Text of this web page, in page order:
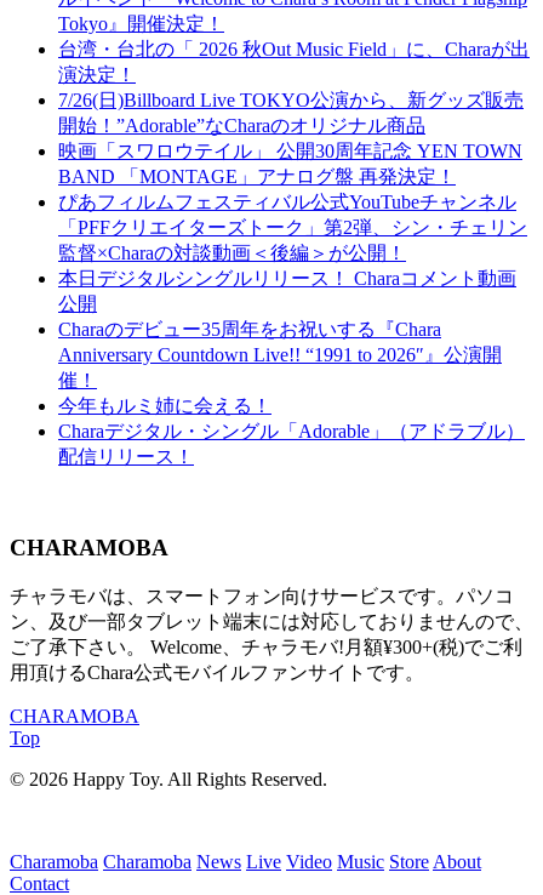
Tokyo』開催決定！
台湾・台北の「 2026 秋Out Music Field」に、Charaが出
演決定！
7/26(日)Billboard Live TOKYO公演から、新グッズ販売
開始！”Adorable”なCharaのオリジナル商品
映画「スワロウテイル」 公開30周年記念 YEN TOWN
BAND 「MONTAGE」アナログ盤 再発決定！
ぴあフィルムフェスティバル公式YouTubeチャンネル
「PFFクリエイターズトーク」第2弾、シン・チェリン
監督×Charaの対談動画＜後編＞が公開！
本日デジタルシングルリリース！ Charaコメント動画
公開
Charaのデビュー35周年をお祝いする『Chara
Anniversary Countdown Live!! “1991 to 2026″』公演開
催！
今年もルミ姉に会える！
Charaデジタル・シングル「Adorable」（アドラブル）
配信リリース！
CHARAMOBA
チャラモバは、スマートフォン向けサービスです。パソコ
ン、及び一部タブレット端末には対応しておりませんので、
ご了承下さい。 Welcome、チャラモバ!月額¥300+(税)でご利
用頂けるChara公式モバイルファンサイトです。
CHARAMOBA
Top
© 2026 Happy Toy. All Rights Reserved.
Charamoba Charamoba News Live Video Music Store About
Contact